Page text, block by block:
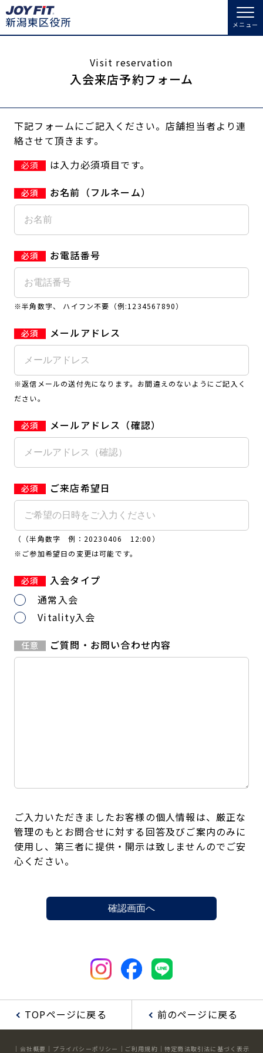
メニュー
会員の方へトップ
予約する 休会お手続き
オプション料金
店舗へのお問い合わせ
入会するトップ
クレジットカードで入会する
キャンペーン
アクセス 店舗情報・サービス
見学・体験
入会方法
店舗へのお問い合わせ
JOYFIT総合トップ
Visit reservation
入会来店予約フォーム
下記フォームにご記入ください。店舗担当者より連
絡させて頂きます。
必須
は入力必須項目です。
お名前（フルネーム）
お電話番号
※半角数字、 ハイフン不要（例:1234567890）
メールアドレス
※返信メールの送付先になります。お間違えのないようにご記入く
ださい。
メールアドレス（確認）
ご来店希望日
（（半角数字 例：20230406 12:00）
※ご参加希望日の変更は可能です。
入会タイプ
通常入会
Vitality入会
ご質問・お問い合わせ内容
ご入力いただきましたお客様の個人情報は、厳正な
管理のもとお問合せに対する回答及びご案内のみに
使用し、第三者に提供・開示は致しませんのでご安
心ください。
TOPページに戻る 前のページに戻る
会社概要 プライバシーポリシー ご利用規約 特定商法取引法に基づく表示